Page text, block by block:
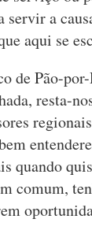
servir a
aqui se
de Pão-
resta-
quando
comum,